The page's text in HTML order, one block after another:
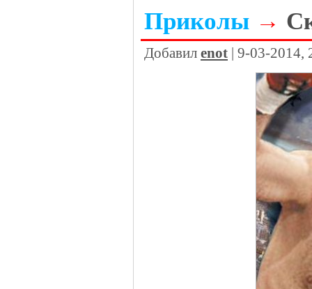
Приколы →
Добавил enot | 9-03-